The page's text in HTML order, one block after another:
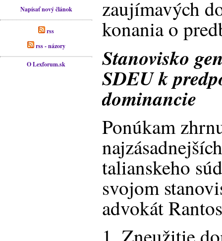
Napísať nový článok
rss
rss - názory
O Lexforum.sk
zaujímavých
konania o
Stanovisko
SDEU k
dominancie
Ponúkam
talianskeho
svojom
advokát